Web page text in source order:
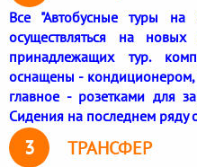
Все "Автобусные туры
осуществляться на новых
принадлежащих тур.
оснащены - кондиционером,
главное - розетками для
Сидения на последнем ряду
3 ТРАНСФЕР